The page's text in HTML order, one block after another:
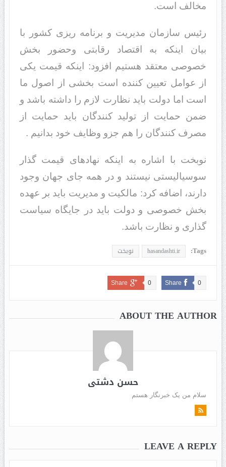
مخالف است.
رئیس سازمان مدیریت و برنامه ریزی کشور با
بیان اینکه به اقتصاد رقابتی وحضور بخش
خصوصی معتقد هستیم افزود: اینکه قیمت یکی
از عوامل تعیین کننده است بخشی از اصول ما
است اما دولت باید نظارت لازم را داشته باشد و
ضمن حمایت از تولید کنندگان باید حمایت از
مصرف کنندگان را هم جزو وظایف خود بدانیم .
نوبخت با اشاره به اینکه نهادهای قیمت گذار
سوسیالیستی نیستند و در همه جای جهان وجود
دارند، اضافه کرد: مالکیت و مدیریت باید بر عهده
بخش خصوصی و دولت باید در جایگاه سیاست
گذاری و نظارت باشد.
Tags:
hasandashti.ir نوبخت
Share 0
Share 0
ABOUT THE AUTHOR
حسن دشتی
سلام من یک خبرنگار هستم
LEAVE A REPLY